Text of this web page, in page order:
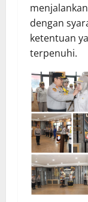
dengan
ketentuan
terpenuhi.